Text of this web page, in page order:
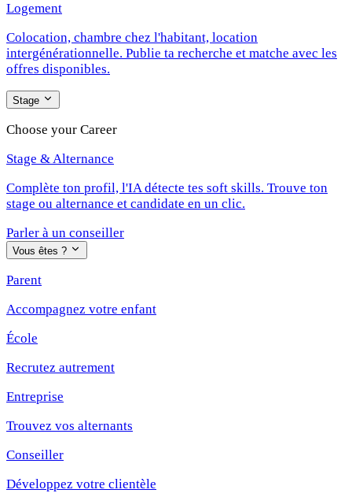
Logement
Colocation, chambre chez l'habitant, location
intergénérationnelle. Publie ta recherche et matche avec les
offres disponibles.
Stage
Choose your Career
Stage & Alternance
Complète ton profil, l'IA détecte tes soft skills. Trouve ton
stage ou alternance et candidate en un clic.
Parler à un conseiller
Vous êtes ?
Parent
Accompagnez votre enfant
École
Recrutez autrement
Entreprise
Trouvez vos alternants
Conseiller
Développez votre clientèle